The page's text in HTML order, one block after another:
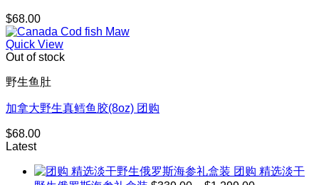
$68.00
Quick View
Out of stock
野生鱼肚
加拿大野生真鳕鱼胶(8oz) 团购
$68.00
Latest
团购 精选淡干